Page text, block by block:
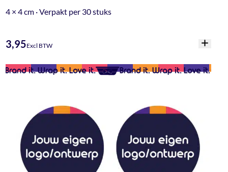
4 × 4 cm · Verpakt per 30 stuks
3,95Excl BTW
Brand it. Wrap it. Love it. Brand it. Wrap it. Love it.